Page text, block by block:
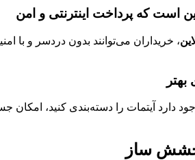
، خریداران می‌توانند بدون دردسر و با
دارد آیتمات را دسته‌بندی کنید، امکان
ساز